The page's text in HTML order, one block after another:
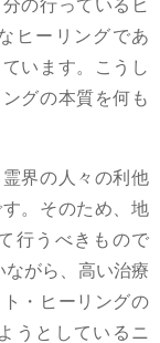
の行っているヒ
ヒーリングであ
います。こうし
グの本質を何も
界の人々の利他
。そのため、地
行うべきもので
ながら、高い治療
・ヒーリングの
うとしているニ